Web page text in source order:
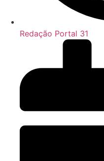
Redação Portal 31